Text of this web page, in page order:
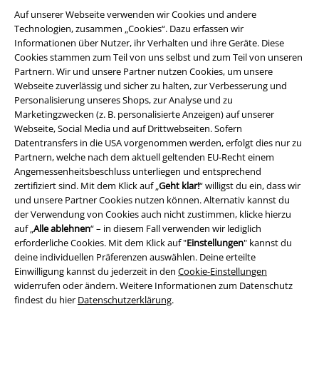
Auf unserer Webseite verwenden wir Cookies und andere
Technologien, zusammen „Cookies“. Dazu erfassen wir
Informationen über Nutzer, ihr Verhalten und ihre Geräte. Diese
Cookies stammen zum Teil von uns selbst und zum Teil von unseren
Partnern. Wir und unsere Partner nutzen Cookies, um unsere
Webseite zuverlässig und sicher zu halten, zur Verbesserung und
Personalisierung unseres Shops, zur Analyse und zu
Marketingzwecken (z. B. personalisierte Anzeigen) auf unserer
Webseite, Social Media und auf Drittwebseiten. Sofern
Datentransfers in die USA vorgenommen werden, erfolgt dies nur zu
Partnern, welche nach dem aktuell geltenden EU-Recht einem
Angemessenheitsbeschluss unterliegen und entsprechend
zertifiziert sind. Mit dem Klick auf „Geht klar!“ willigst du ein, dass wir
und unsere Partner Cookies nutzen können. Alternativ kannst du
der Verwendung von Cookies auch nicht zustimmen, klicke hierzu
auf „Alle ablehnen“ – in diesem Fall verwenden wir lediglich
erforderliche Cookies. Mit dem Klick auf "Einstellungen" kannst du
deine individuellen Präferenzen auswählen. Deine erteilte
Einwilligung kannst du jederzeit in den Cookie-Einstellungen
widerrufen oder ändern. Weitere Informationen zum Datenschutz
findest du hier Datenschutzerklärung.
Rechtliches
AGB
Impressum
Datenschutz
Entsorgung und Umweltschutz
Konformitätserklärung
Information zur Barrierefreiheit
Cookie-Einstellungen
Vertrag widerrufen